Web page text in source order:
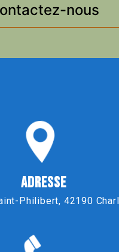
nous
ADRESSE
Philibert, 42190